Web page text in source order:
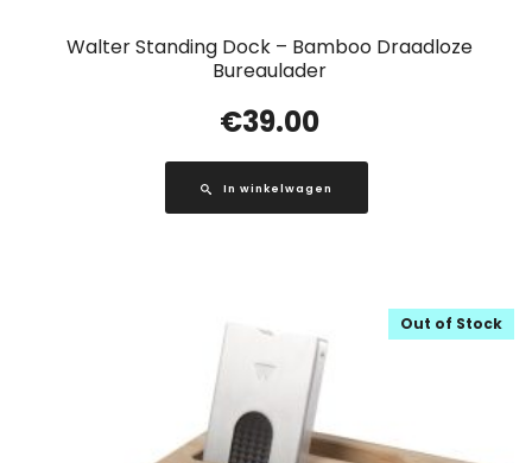
Walter Standing Dock – Bamboo Draadloze
Bureaulader
€39.00
In winkelwagen
Out of Stock